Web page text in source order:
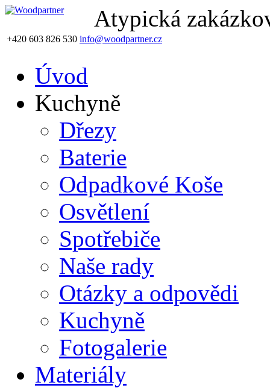
Atypická
+420 603 826 530 info@woodpartner.cz
Úvod
Kuchyně
Dřezy
Baterie
Odpadkové Koše
Osvětlení
Spotřebiče
Naše rady
Otázky a odpovědi
Kuchyně
Fotogalerie
Materiály